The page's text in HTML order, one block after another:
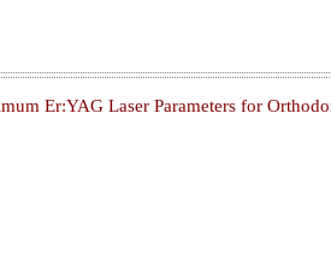
Er:YAG Laser Parameters for